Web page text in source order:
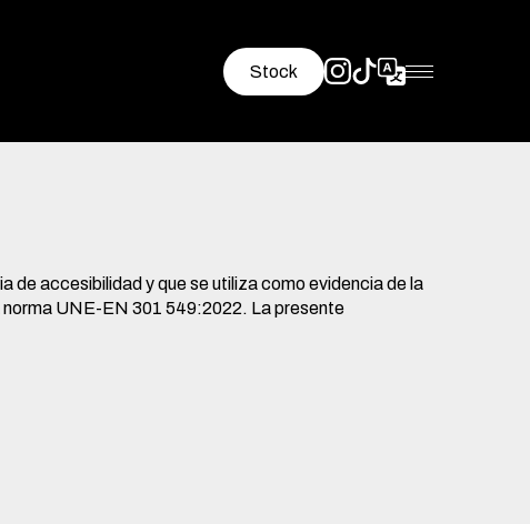
Stock
de accesibilidad y que se utiliza como evidencia de la
UNE-EN 301 549:2022. La presente